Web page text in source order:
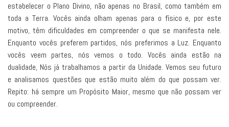
estabelecer o Plano Divino, não apenas no Brasil, como também em
toda a Terra. Vocês ainda olham apenas para o físico e, por este
motivo, têm dificuldades em compreender o que se manifesta nele.
Enquanto vocês preferem partidos, nós preferimos a Luz. Enquanto
vocês veem partes, nós vemos o todo. Vocês ainda estão na
dualidade, Nós já trabalhamos a partir da Unidade. Vemos seu futuro
e analisamos questões que estão muito além do que possam ver.
Repito: há sempre um Propósito Maior, mesmo que não possam ver
ou compreender.